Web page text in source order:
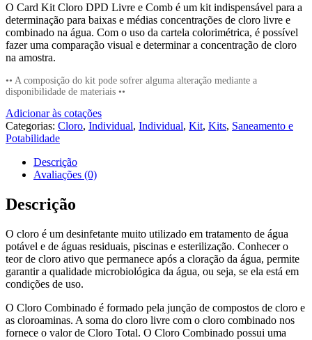
O Card Kit Cloro DPD Livre e Comb é um kit indispensável para a
determinação para baixas e médias concentrações de cloro livre e
combinado na água. Com o uso da cartela colorimétrica, é possível
fazer uma comparação visual e determinar a concentração de cloro
na amostra.
•• A composição do kit pode sofrer alguma alteração mediante a
disponibilidade de materiais ••
Adicionar às cotações
Categorias: Cloro, Individual, Individual, Kit, Kits, Saneamento e
Potabilidade
Descrição
Avaliações (0)
Descrição
O cloro é um desinfetante muito utilizado em tratamento de água
potável e de águas residuais, piscinas e esterilização. Conhecer o
teor de cloro ativo que permanece após a cloração da água, permite
garantir a qualidade microbiológica da água, ou seja, se ela está em
condições de uso.
O Cloro Combinado é formado pela junção de compostos de cloro e
as cloroaminas. A soma do cloro livre com o cloro combinado nos
fornece o valor de Cloro Total. O Cloro Combinado possui uma